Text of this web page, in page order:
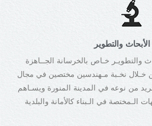
والتطوير
والتطويـر خـاص بالخرسانة الجــاهزة
خـلال نخـبة مـهندسين مختصين في مجال
فريد من نوعه في المدينة المنورة ويسـاهم
في الـبناء كالأمانة والبلدية